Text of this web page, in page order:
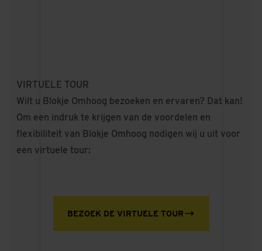
VIRTUELE TOUR
Wilt u Blokje Omhoog bezoeken en ervaren? Dat kan!
Om een indruk te krijgen van de voordelen en
flexibiliteit van Blokje Omhoog nodigen wij u uit voor
een virtuele tour:
BEZOEK DE VIRTUELE TOUR